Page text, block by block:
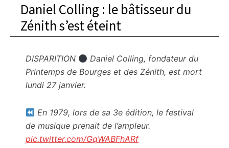
Daniel Colling : le bâtisseur du
Zénith s’est éteint
DISPARITION
Daniel Colling, fondateur du
Printemps de Bourges et des Zénith, est mort
lundi 27 janvier.
En 1979, lors de sa 3e édition, le festival
de musique prenait de l’ampleur.
pic.twitter.com/GqWABFhARf